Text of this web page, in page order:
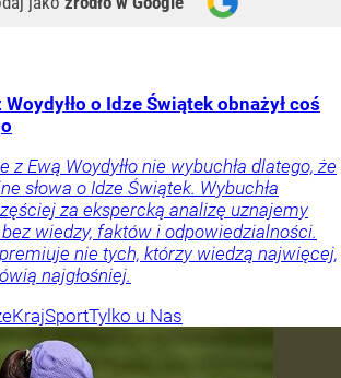
o Idze Świątek obnażył coś
Ewą Woydyłło nie wybuchła dlatego, że
słowa o Idze Świątek. Wybuchła
za ekspercką analizę uznajemy
wiedzy, faktów i odpowiedzialności.
nie tych, którzy wiedzą najwięcej,
najgłośniej.
KrajSportTylko u Nas